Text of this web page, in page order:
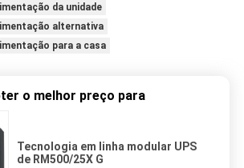
da unidade
alternativa
para a casa
o melhor preço para
Tecnologia em linha modular UPS
de RM500/25X G